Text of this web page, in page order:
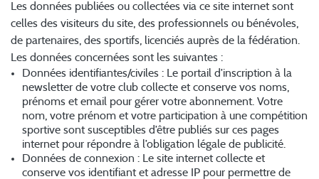
Les données publiées ou collectées via ce site internet sont
celles des visiteurs du site, des professionnels ou bénévoles,
de partenaires, des sportifs, licenciés auprès de la fédération.
Les données concernées sont les suivantes :
Données identifiantes/civiles : Le portail d’inscription à la
newsletter de votre club collecte et conserve vos noms,
prénoms et email pour gérer votre abonnement. Votre
nom, votre prénom et votre participation à une compétition
sportive sont susceptibles d’être publiés sur ces pages
internet pour répondre à l’obligation légale de publicité.
Données de connexion : Le site internet collecte et
conserve vos identifiant et adresse IP pour permettre de